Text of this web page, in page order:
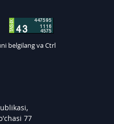
belgilang va Ctrl
77